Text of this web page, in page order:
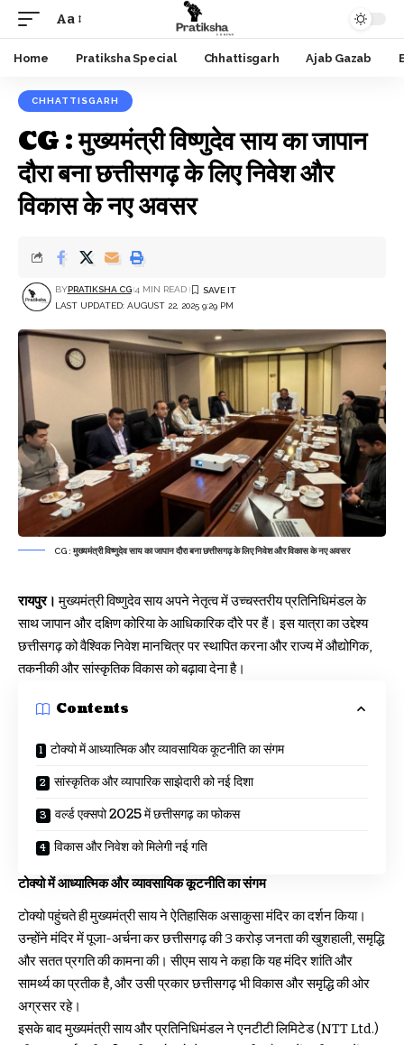
Font
Resizer
Aa
Home Pratiksha Special Chhattisgarh Ajab Gazab
CHHATTISGARH
CG : मुख्यमंत्री विष्णुदेव साय का जापान
दौरा बना छत्तीसगढ़ के लिए निवेश और
विकास के नए अवसर
LAST UPDATED: AUGUST 22, 2025 9:29 PM
BYPRATIKSHA CG 4 MIN READ
CG : मुख्यमंत्री विष्णुदेव साय का जापान दौरा बना छत्तीसगढ़ के लिए निवेश और विकास के नए अवसर
रायपुर। मुख्यमंत्री विष्णुदेव साय अपने नेतृत्व में उच्चस्तरीय प्रतिनिधिमंडल के
साथ जापान और दक्षिण कोरिया के आधिकारिक दौरे पर हैं। इस यात्रा का उद्देश्य
छत्तीसगढ़ को वैश्विक निवेश मानचित्र पर स्थापित करना और राज्य में औद्योगिक,
तकनीकी और सांस्कृतिक विकास को बढ़ावा देना है।
Contents
टोक्यो में आध्यात्मिक और व्यावसायिक कूटनीति का संगम
सांस्कृतिक और व्यापारिक साझेदारी को नई दिशा
वर्ल्ड एक्सपो 2025 में छत्तीसगढ़ का फोकस
विकास और निवेश को मिलेगी नई गति
टोक्यो में आध्यात्मिक और व्यावसायिक कूटनीति का संगम
टोक्यो पहुंचते ही मुख्यमंत्री साय ने ऐतिहासिक असाकुसा मंदिर का दर्शन किया।
उन्होंने मंदिर में पूजा-अर्चना कर छत्तीसगढ़ की 3 करोड़ जनता की खुशहाली, समृद्धि
और सतत प्रगति की कामना की। सीएम साय ने कहा कि यह मंदिर शांति और
सामर्थ्य का प्रतीक है, और उसी प्रकार छत्तीसगढ़ भी विकास और समृद्धि की ओर
अग्रसर रहे।
इसके बाद मुख्यमंत्री साय और प्रतिनिधिमंडल ने एनटीटी लिमिटेड (NTT Ltd.)